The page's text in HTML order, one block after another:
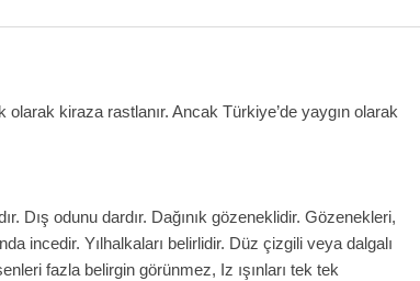
olarak kiraza rastlanır. Ancak Türkiye’de yaygın olarak
Dış odunu dardır. Dağınık gözeneklidir. Gözenekleri,
incedir. Yılhalkaları belirlidir. Düz çizgili veya dalgalı
fazla belirgin görünmez, Iz ışınları tek tek